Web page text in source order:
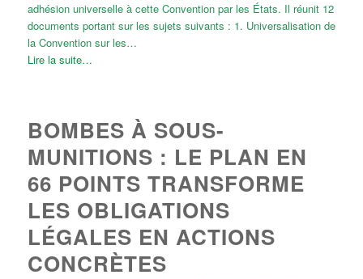
adhésion universelle à cette Convention par les États. Il réunit 12
documents portant sur les sujets suivants : 1. Universalisation de
la Convention sur les…
Lire la suite…
BOMBES À SOUS-
MUNITIONS : LE PLAN EN
66 POINTS TRANSFORME
LES OBLIGATIONS
LÉGALES EN ACTIONS
CONCRÈTES